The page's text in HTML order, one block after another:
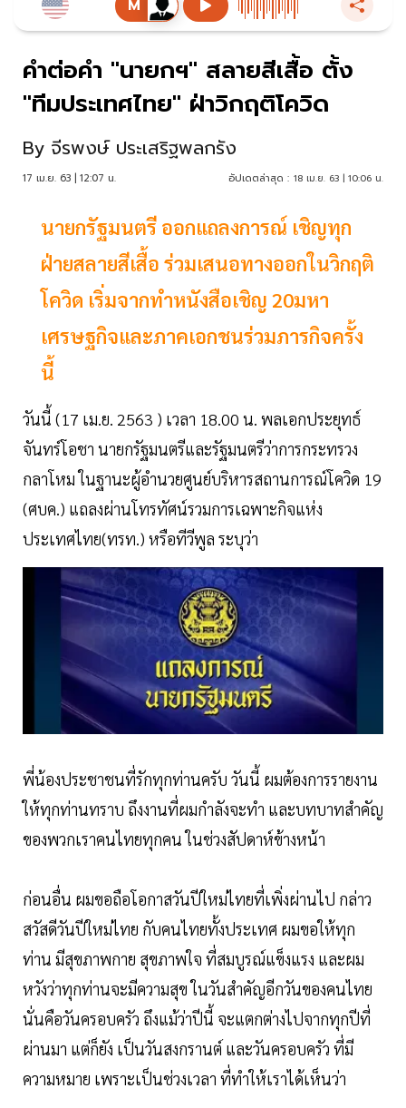
คำต่อคำ "นายกฯ" สลายสีเสื้อ ตั้ง
"ทีมประเทศไทย" ฝ่าวิกฤติโควิด
By จีรพงษ์ ประเสริฐพลกรัง
17 เม.ย. 63 | 12:07 น. อัปเดตล่าสุด : 18 เม.ย. 63 | 10:06 น.
นายกรัฐมนตรี ออกแถลงการณ์ เชิญทุก
ฝ่ายสลายสีเสื้อ ร่วมเสนอทางออกในวิกฤติ
โควิด เริ่มจากทำหนังสือเชิญ 20มหา
เศรษฐกิจและภาคเอกชนร่วมภารกิจครั้ง
นี้
วันนี้ (17 เม.ย. 2563 ) เวลา 18.00 น. พลเอกประยุทธ์
จันทร์โอชา นายกรัฐมนตรีและรัฐมนตรีว่าการกระทรวง
กลาโหม ในฐานะผู้อำนวยศูนย์บริหารสถานการณ์โควิด 19
(ศบค.) แถลงผ่านโทรทัศน์รวมการเฉพาะกิจแห่ง
ประเทศไทย(ทรท.) หรือทีวีพูล ระบุว่า
พี่น้องประชาชนที่รักทุกท่านครับ วันนี้ ผมต้องการรายงาน
ให้ทุกท่านทราบ ถึงงานที่ผมกำลังจะทำ และบทบาทสำคัญ
ของพวกเราคนไทยทุกคน ในช่วงสัปดาห์ข้างหน้า
ก่อนอื่น ผมขอถือโอกาสวันปีใหม่ไทยที่เพิ่งผ่านไป กล่าว
สวัสดีวันปีใหม่ไทย กับคนไทยทั้งประเทศ ผมขอให้ทุก
ท่าน มีสุขภาพกาย สุขภาพใจ ที่สมบูรณ์แข็งแรง และผม
หวังว่าทุกท่านจะมีความสุข ในวันสำคัญอีกวันของคนไทย
นั่นคือวันครอบครัว ถึงแม้ว่าปีนี้ จะแตกต่างไปจากทุกปีที่
ผ่านมา แต่ก็ยัง เป็นวันสงกรานต์ และวันครอบครัว ที่มี
ความหมาย เพราะเป็นช่วงเวลา ที่ทำให้เราได้เห็นว่า